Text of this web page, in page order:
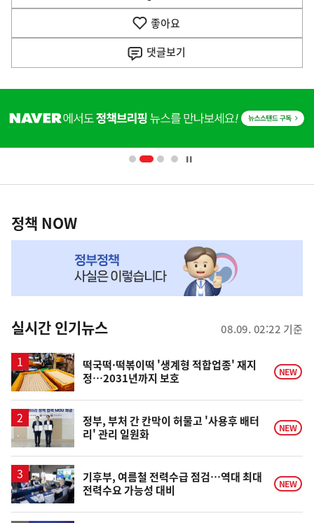
기
좋아요
댓글보기
단
영
책
NOW,
뉴
스
정책 NOW
실시간 인기뉴스 08.09. 02:22 기준
떡국떡·떡볶이떡 '생계형 적합업종' 재지
정…2031년까지 보호
NEW
정부, 부처 간 칸막이 허물고 '사용후 배터
리' 관리 일원화
NEW
기후부, 여름철 전력수급 점검…역대 최대
전력수요 가능성 대비
NEW